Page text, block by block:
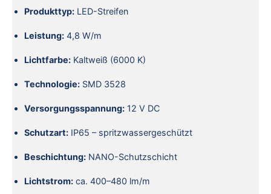
Produkttyp: LED-Streifen
Leistung: 4,8 W/m
Lichtfarbe: Kaltweiß (6000 K)
Technologie: SMD 3528
Versorgungsspannung: 12 V DC
Schutzart: IP65 – spritzwassergeschützt
Beschichtung: NANO-Schutzschicht
Lichtstrom: ca. 400–480 lm/m